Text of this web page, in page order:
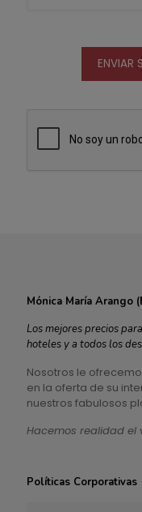
Mónica María Arango
Los mejores precios
hoteles y a todos los
Nosotros le
en la oferta de su
nuestros fabulosos
Hacemos realidad el
Políticas Corporativas